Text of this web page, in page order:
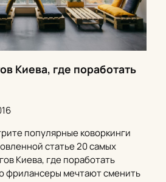
Киева, где поработать
популярные коворкинги
статье 20 самых
Киева, где поработать
фрилансеры мечтают сменить